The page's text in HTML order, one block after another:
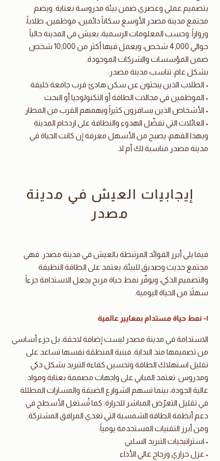
بتصميم عملي وعصري ضمن بيئة مدروسة بعناية. ويضم
مجتمع مدينة مصدر الأوسع سكاناً دائمين، موظفين، طلاباً،
وزواراً. وحسب المعلومات الرسمية، يعيش في المدينة حالياً
حوالي 4,000 شخص، ويعمل فيها أكثر من 10,000 شخص
ضمن المؤسسات والشركات الموجودة.
بشكل عام، تناسب مدينة مصدر:
• الطلاب الذين يبحثون عن سكن هادئ قرب جامعة خليفة
• الموظفين في مجالات الطاقة أو التكنولوجيا أو البحث
• الأشخاص الذين يسافرون كثيراً ويهمهم القرب من المطار
• العائلات التي تفضّل الهدوء والنظافة على ازدحام المدينة
وبهذا الفهم، يصبح من الأسهل معرفة إن كانت الحياة في
مدينة مصدر مناسبة لك أم لا.
إيجابيات العيش في مدينة
مصدر
فيما يلي أبرز الفوائد المرتبطة بالعيش في مدينة مصدر. فهي
مجتمع حديث وصديق للبيئة، يعتمد على الطاقة النظيفة
والتصميم الذكي، ويوفّر نمط حياة مريح يجعل الاستدامة جزءاً
سهلاً من الحياة اليومية.
١- نمط حياة مستدام بمعايير عالمية
الاستدامة في مدينة مصدر ليست إضافة لاحقة، بل جزء أساسي
من تصميمها منذ البداية. فبنية المنطقة نفسها تساعد على
تقليل استهلاك الطاقة وتحسين كفاءة التبريد بشكل ذكي
ومدروس. تعتمد المباني على واجهات مصممة بعناية ومواد
عالية الجودة، بينما تسهم الشوارع الضيقة والمسارات المظللة
في تقليل التعرّض المباشر للحرارة. كما تُستغل الأسطح في
دعم أنظمة الطاقة الشمسية التي تغذي المرافق المشتركة.
ومن أبرز التقنيات المستخدمة يومياً:
• استراتيجيات التبريد السلبي
• عزل حراري وزجاج عالي الأداء